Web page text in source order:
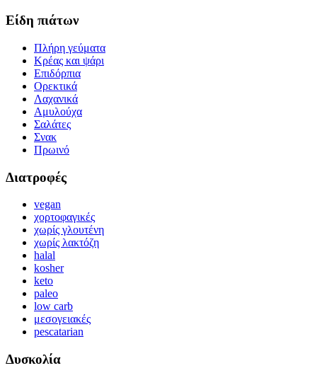
Είδη πιάτων
Πλήρη γεύματα
Κρέας και ψάρι
Επιδόρπια
Ορεκτικά
Λαχανικά
Αμυλούχα
Σαλάτες
Σνακ
Πρωινό
Διατροφές
vegan
χορτοφαγικές
χωρίς γλουτένη
χωρίς λακτόζη
halal
kosher
keto
paleo
low carb
μεσογειακές
pescatarian
Δυσκολία